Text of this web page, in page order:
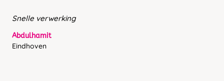
Snelle verwerking
Abdulhamit
Eindhoven